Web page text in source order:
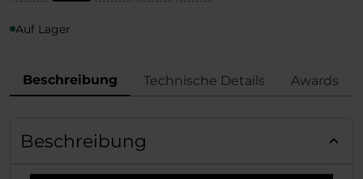
Auf Lager
Beschreibung Technische Details Awards
Beschreibung